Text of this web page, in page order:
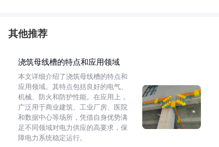
其他推荐
浇筑母线槽的特点和应用领域
本文详细介绍了浇筑母线槽的特点和
应用领域。其特点包括良好的电气、
机械、防火和防护性能。在应用上，
广泛用于商业建筑、工业厂房、医院
和数据中心等场所，凭借自身优势满
足不同领域对电力供应的高要求，保
障电力系统稳定运行。